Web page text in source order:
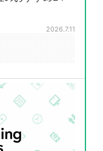
2026.7.11